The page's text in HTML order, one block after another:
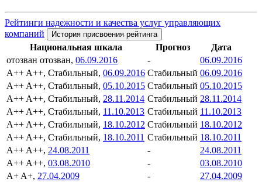
Рейтинги надежности и качества услуг управляющих
компаний
История присвоения рейтинга
Национальная шкала Прогноз
Дата
отозван отозван, 06.09.2016 -
06.09.2016
A++ A++, Стабильный, 06.09.2016 Стабильный 06.09.2016
A++ A++, Стабильный, 05.10.2015 Стабильный 05.10.2015
A++ A++, Стабильный, 28.11.2014 Стабильный 28.11.2014
A++ A++, Стабильный, 11.10.2013 Стабильный 11.10.2013
A++ A++, Стабильный, 18.10.2012 Стабильный 18.10.2012
A++ A++, Стабильный, 18.10.2011 Стабильный 18.10.2011
A++ A++, 24.08.2011 -
24.08.2011
A++ A++, 03.08.2010 -
03.08.2010
A+ A+, 27.04.2009 - 27.04.2009